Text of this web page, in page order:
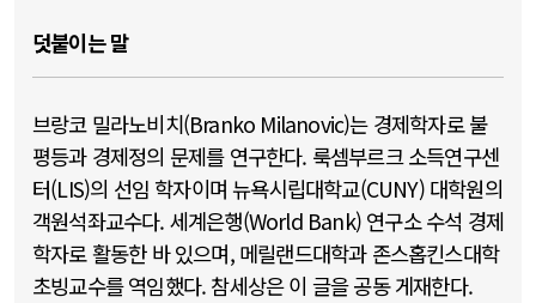
덧붙이는 말
브랑코 밀라노비치(Branko Milanovic)는 경제학자로 불
평등과 경제정의 문제를 연구한다. 룩셈부르크 소득연구센
터(LIS)의 선임 학자이며 뉴욕시립대학교(CUNY) 대학원의
객원석좌교수다. 세계은행(World Bank) 연구소 수석 경제
학자로 활동한 바 있으며, 메릴랜드대학과 존스홉킨스대학
초빙교수를 역임했다. 참세상은 이 글을 공동 게재한다.